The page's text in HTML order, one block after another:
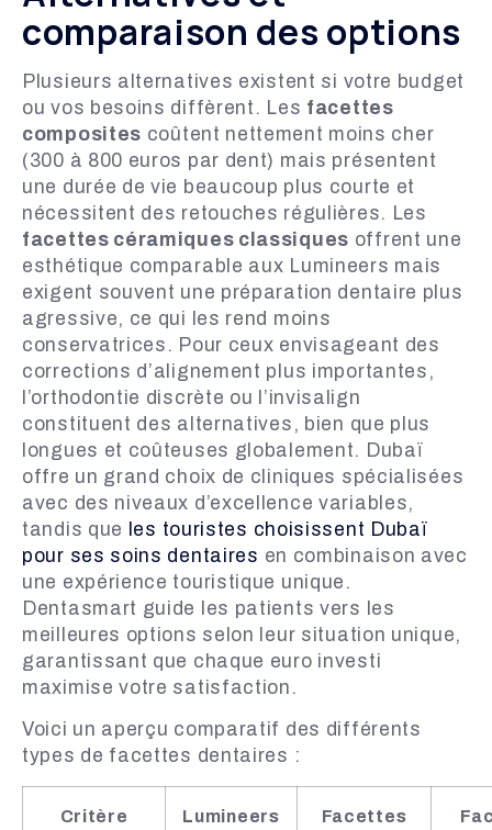
comparaison des options
Plusieurs alternatives existent si votre budget
ou vos besoins diffèrent. Les facettes
composites coûtent nettement moins cher
(300 à 800 euros par dent) mais présentent
une durée de vie beaucoup plus courte et
nécessitent des retouches régulières. Les
facettes céramiques classiques offrent une
esthétique comparable aux Lumineers mais
exigent souvent une préparation dentaire plus
agressive, ce qui les rend moins
conservatrices. Pour ceux envisageant des
corrections d’alignement plus importantes,
l’orthodontie discrète ou l’invisalign
constituent des alternatives, bien que plus
longues et coûteuses globalement. Dubaï
offre un grand choix de cliniques spécialisées
avec des niveaux d’excellence variables,
tandis que
les touristes choisissent Dubaï
pour ses soins dentaires en combinaison avec
une expérience touristique unique.
Dentasmart guide les patients vers les
meilleures options selon leur situation unique,
garantissant que chaque euro investi
maximise votre satisfaction.
Voici un aperçu comparatif des différents
types de facettes dentaires :
Critère Lumineers
Facettes